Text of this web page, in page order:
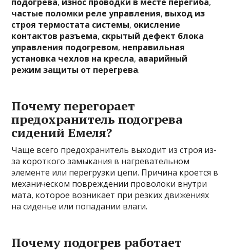
частые поломки реле управления, выход из
строя термостата системы, окисление
контактов разъема, скрытый дефект блока
управления подогревом, неправильная
установка чехлов на кресла, аварийный
режим защиты от перегрева.
Почему перегорает
предохранитель подогрева
сидений Емеля?
Чаще всего предохранитель выходит из строя из-
за короткого замыкания в нагревательном
элементе или перегрузки цепи. Причина кроется в
механическом повреждении проволоки внутри
мата, которое возникает при резких движениях
на сиденье или попадании влаги.
Почему подогрев работает